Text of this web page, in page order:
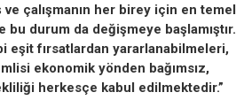
çalışmanın her birey için en temel
durum da değişmeye başlamıştır.
fırsatlardan yararlanabilmeleri,
ekonomik yönden bağımsız,
herkesçe kabul edilmektedir.”